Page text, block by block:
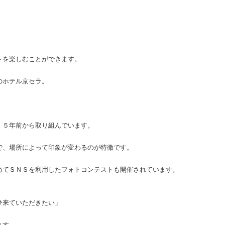
楽しむことができます。
テル京セラ。
年前から取り組んでいます。
場所によって印象が変わるのが特徴です。
ＳＮＳを利用したフォトコンテストも開催されています。
ていただきたい」